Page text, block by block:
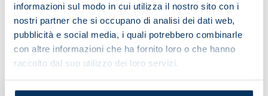
informazioni sul modo in cui utilizza il nostro sito con i
nostri partner che si occupano di analisi dei dati web,
pubblicità e social media, i quali potrebbero combinarle
con altre informazioni che ha fornito loro o che hanno
raccolto dal suo utilizzo dei loro servizi.